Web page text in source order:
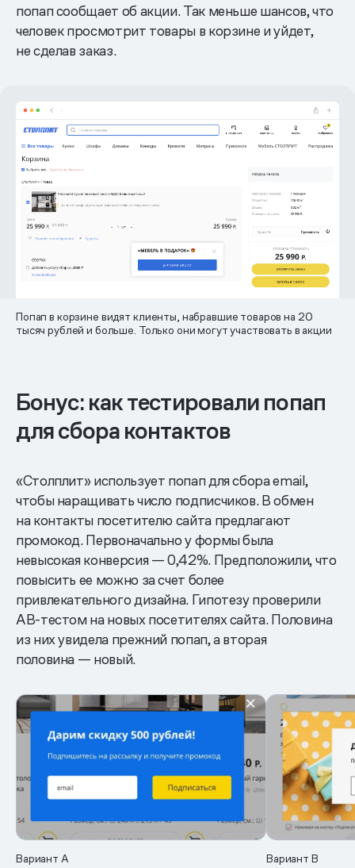
попап сообщает об акции. Так меньше шансов, что
человек просмотрит товары в корзине и уйдет,
не сделав заказ.
Попап в корзине видят клиенты, набравшие товаров на 20
тысяч рублей и больше. Только они могут участвовать в акции
Бонус: как тестировали попап
для сбора контактов
«Столплит» использует попап для сбора email,
чтобы наращивать число подписчиков. В обмен
на контакты посетителю сайта предлагают
промокод. Первоначально у формы была
невысокая конверсия — 0,42%. Предположили, что
повысить ее можно за счет более
привлекательного дизайна. Гипотезу проверили
AB-тестом на новых посетителях сайта. Половина
из них увидела прежний попап, а вторая
половина — новый.
Вариант А Вариант B